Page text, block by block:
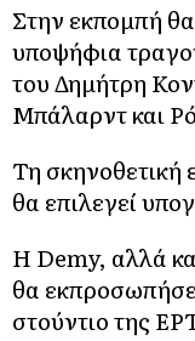
Στην εκπομπή
υποψήφια
του Δημήτρη
Μπάλαρντ και
Τη σκηνοθετική
θα επιλεγεί
Η Demy, αλλά
θα
στούντιο της